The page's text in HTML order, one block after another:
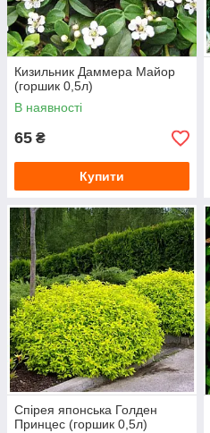
Кизильник Даммера Майор
(горшик 0,5л)
В наявності
65 ₴
Купити
Спірея японська Голден
Принцес (горшик 0,5л)